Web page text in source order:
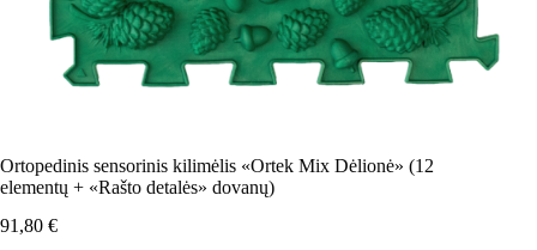
Ortopedinis sensorinis kilimėlis «Ortek Mix Dėlionė» (12
elementų + «Rašto detalės» dovanų)
91,80 €